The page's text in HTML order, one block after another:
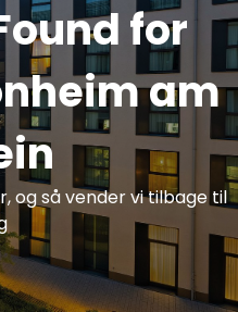
for
am
og så vender vi tilbage til